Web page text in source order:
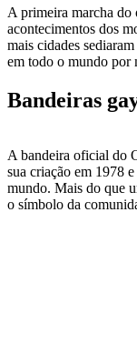
A primeira marcha do
acontecimentos dos
mais cidades
em todo o mundo por
Bandeiras
A bandeira oficial do
sua criação em 1978
mundo. Mais do que
o símbolo da